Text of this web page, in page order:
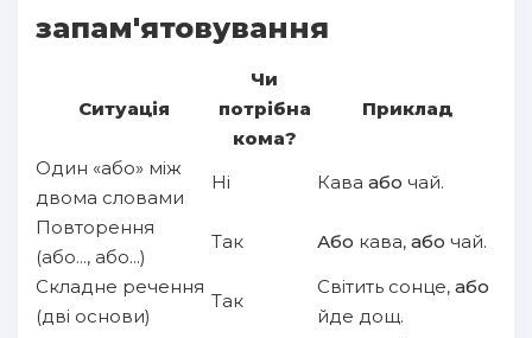
запам'ятовування
Ситуація
Чи
потрібна
кома?
Приклад
Один «або» між
двома словами
Ні Кава або чай.
Повторення
(або..., або...)
Так Або кава, або чай.
Складне речення
(дві основи)
Так
Світить сонце, або
йде дощ.